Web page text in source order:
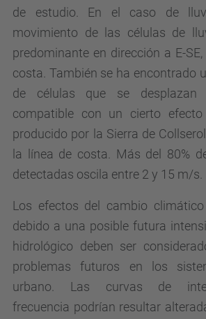
de estudio. En el caso de
movimiento de las células de
predominante en dirección a E-
costa. También se ha encontrado
de células que se desplazan
compatible con un cierto efecto
producido por la Sierra de
la línea de costa. Más del 80%
detectadas oscila entre 2 y 15 m/s.
Los efectos del cambio
debido a una posible futura
hidrológico deben ser
problemas futuros en los
urbano. Las curvas de
frecuencia podrían resultar